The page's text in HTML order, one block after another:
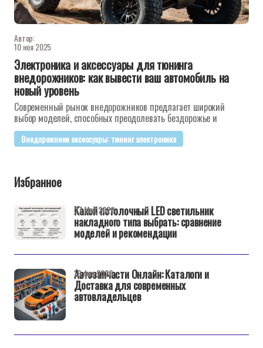
Автор:
10 ноя 2025
Электроника и аксессуары для тюнинга
внедорожников: как вывести ваш автомобиль на
новый уровень
Современный рынок внедорожников предлагает широкий
выбор моделей, способных преодолевать бездорожье и
Внедорожники аксессуары: тюнинг электроника
Избранное
Какой потолочный LED светильник
накладного типа выбрать: сравнение
моделей и рекомендации
27 Май 2026
Автозапчасти Онлайн: Каталоги и
Доставка для современных
автовладельцев
19 фев 2026